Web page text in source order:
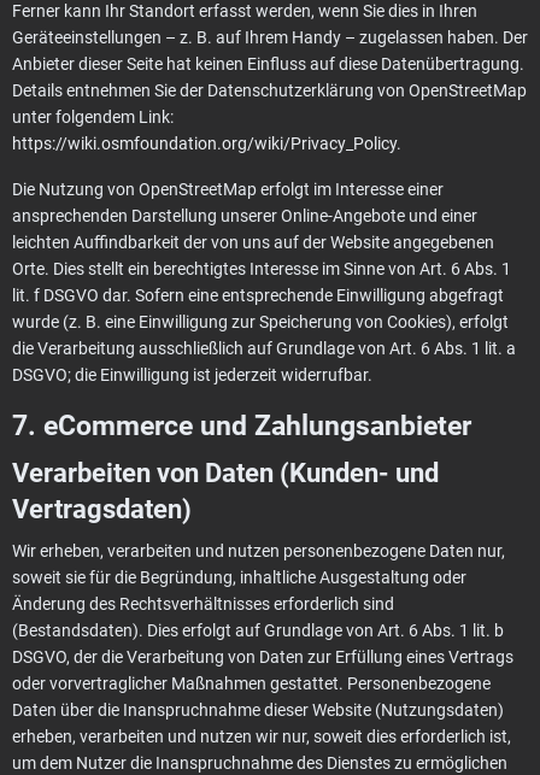
Ferner kann Ihr Standort erfasst werden, wenn Sie dies in Ihren
Geräteeinstellungen – z. B. auf Ihrem Handy – zugelassen haben. Der
Anbieter dieser Seite hat keinen Einfluss auf diese Datenübertragung.
Details entnehmen Sie der Datenschutzerklärung von OpenStreetMap
unter folgendem Link:
https://wiki.osmfoundation.org/wiki/Privacy_Policy.
Die Nutzung von OpenStreetMap erfolgt im Interesse einer
ansprechenden Darstellung unserer Online-Angebote und einer
leichten Auffindbarkeit der von uns auf der Website angegebenen
Orte. Dies stellt ein berechtigtes Interesse im Sinne von Art. 6 Abs. 1
lit. f DSGVO dar. Sofern eine entsprechende Einwilligung abgefragt
wurde (z. B. eine Einwilligung zur Speicherung von Cookies), erfolgt
die Verarbeitung ausschließlich auf Grundlage von Art. 6 Abs. 1 lit. a
DSGVO; die Einwilligung ist jederzeit widerrufbar.
7. eCommerce und Zahlungs­anbieter
Verarbeiten von Daten (Kunden- und
Vertragsdaten)
Wir erheben, verarbeiten und nutzen personenbezogene Daten nur,
soweit sie für die Begründung, inhaltliche Ausgestaltung oder
Änderung des Rechtsverhältnisses erforderlich sind
(Bestandsdaten). Dies erfolgt auf Grundlage von Art. 6 Abs. 1 lit. b
DSGVO, der die Verarbeitung von Daten zur Erfüllung eines Vertrags
oder vorvertraglicher Maßnahmen gestattet. Personenbezogene
Daten über die Inanspruchnahme dieser Website (Nutzungsdaten)
erheben, verarbeiten und nutzen wir nur, soweit dies erforderlich ist,
um dem Nutzer die Inanspruchnahme des Dienstes zu ermöglichen